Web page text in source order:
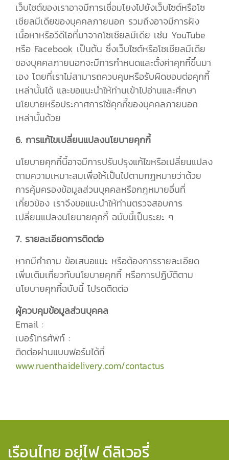
เว็บไซต์ของเราอาจมีการเชื่อมโยงไปยังเว็บไซต์หรือโซ
เชียลมีเดียของบุคคลภายนอก รวมถึงอาจมีการฝัง
เนื้อหาหรือวีดีโอที่มาจากโซเชียลมีเดีย เช่น YouTube
หรือ Facebook เป็นต้น ซึ่งเว็บไซต์หรือโซเชียลมีเดีย
ของบุคคลภายนอกจะมีการกำหนดและตั้งค่าคุกกี้ขึ้นมา
เอง โดยที่เราไม่สามารถควบคุมหรือรับผิดชอบต่อคุกกี้
เหล่านั้นได้ และขอแนะนำให้ท่านเข้าไปอ่านและศึกษา
นโยบายหรือประกาศการใช้คุกกี้ของบุคคลภายนอก
เหล่านั้นด้วย
6. การแก้ไขเปลี่ยนแปลงนโยบายคุกกี้
นโยบายคุกกี้นี้อาจมีการปรับปรุงแก้ไขหรือเปลี่ยนแปลง
ตามความเหมาะสมเพื่อให้เป็นไปตามกฎหมายว่าด้วย
การคุ้มครองข้อมูลส่วนบุคคลหรือกฎหมายอื่นที่
เกี่ยวข้อง เราจึงขอแนะนำให้ท่านตรวจสอบการ
เปลี่ยนแปลงนโยบายคุกกี้ ฉบับนี้เป็นระยะ ๆ
7. รายละเอียดการติดต่อ
หากมีคำถาม ข้อเสนอแนะ หรือต้องการรายละเอียด
เพิ่มเติมเกี่ยวกับนโยบายคุกกี้ หรือการปฏิบัติตาม
นโยบายคุกกี้ฉบับนี้ โปรดติดต่อ
ผู้ควบคุมข้อมูลส่วนบุคคล
Email :
เบอร์โทรศัพท์ :
ติดต่อผ่านแบบฟอร์มได้ที่
www.ruenthaidelivery.com/contactus
เรือนไทย อยู่ไฟ ดีลิเวอรี่